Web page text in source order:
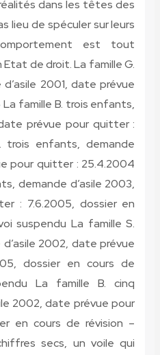
dans les têtes des
lieu de spéculer sur leurs
est tout
Etat de droit.La famille G.
2001, date prévue
famille B. trois enfants,
prévue pour quitter :
trois enfants, demande
pour quitter : 25.4.2004
demande d’asile 2003,
: 7.6.2005, dossier en
suspendu La famille S.
2002, date prévue
dossier en cours de
La famille B. cinq
2002, date prévue pour
en cours de révision –
secs, un voile qui